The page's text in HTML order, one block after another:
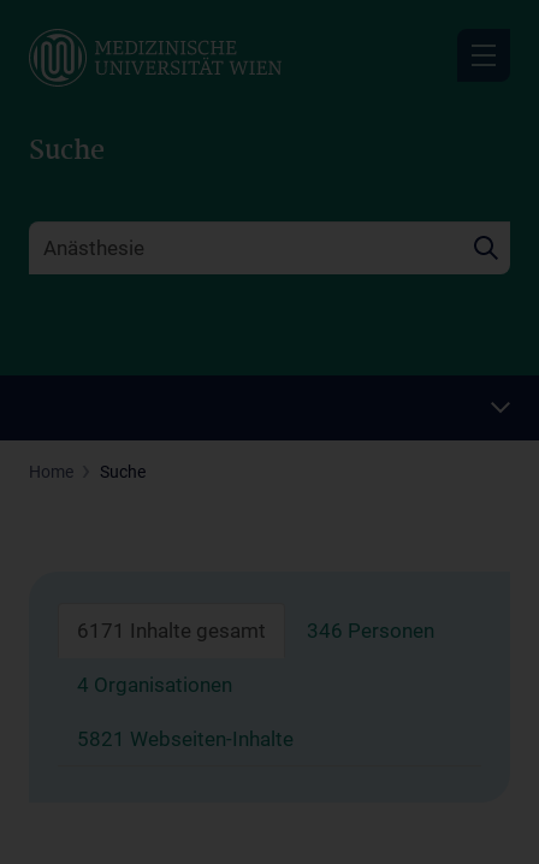
main
Suche
Home Suche
6171 Inhalte gesamt 346 Personen
4 Organisationen
5821 Webseiten-Inhalte